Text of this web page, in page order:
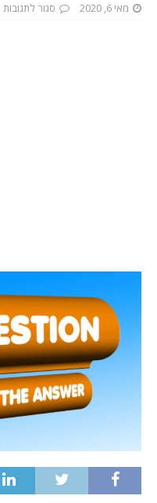
מאי 6, 2020 סגור לתגובות